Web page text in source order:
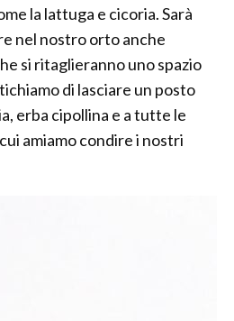
la lattuga e cicoria. Sarà
nel nostro orto anche
si ritaglieranno uno spazio
di lasciare un posto
erba cipollina e a tutte le
amiamo condire i nostri